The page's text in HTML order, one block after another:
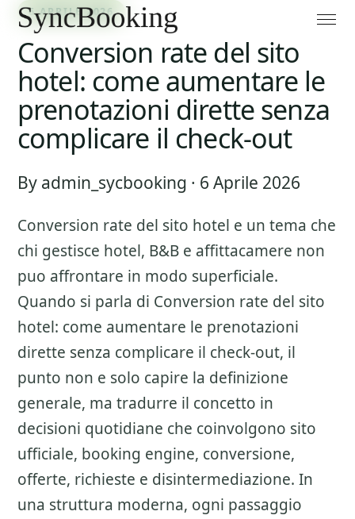
6 APRILE 2026
Conversion rate del sito
hotel: come aumentare le
prenotazioni dirette senza
complicare il check-out
By admin_sycbooking · 6 Aprile 2026
Conversion rate del sito hotel e un tema che
chi gestisce hotel, B&B e affittacamere non
puo affrontare in modo superficiale.
Quando si parla di Conversion rate del sito
hotel: come aumentare le prenotazioni
dirette senza complicare il check-out, il
punto non e solo capire la definizione
generale, ma tradurre il concetto in
decisioni quotidiane che coinvolgono sito
ufficiale, booking engine, conversione,
offerte, richieste e disintermediazione. In
una struttura moderna, ogni passaggio